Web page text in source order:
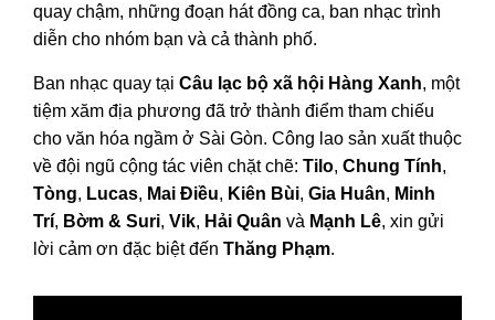
quay chậm, những đoạn hát đồng ca, ban nhạc trình
diễn cho nhóm bạn và cả thành phố.
Ban nhạc quay tại Câu lạc bộ xã hội Hàng Xanh, một
tiệm xăm địa phương đã trở thành điểm tham chiếu
cho văn hóa ngầm ở Sài Gòn. Công lao sản xuất thuộc
về đội ngũ cộng tác viên chặt chẽ: Tilo, Chung Tính,
Tòng, Lucas, Mai Điều, Kiên Bùi, Gia Huân, Minh
Trí, Bờm & Suri, Vik, Hải Quân và Mạnh Lê, xin gửi
lời cảm ơn đặc biệt đến Thăng Phạm.